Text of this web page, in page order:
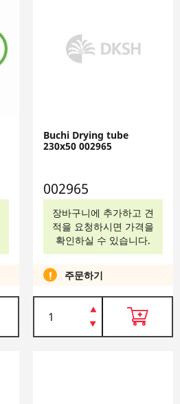
Buchi Drying tube
230x50 002965
002965
장바구니에 추가하고 견
적을 요청하시면 가격을
확인하실 수 있습니다.
주문하기